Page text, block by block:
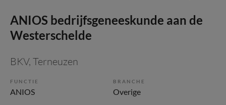
ANIOS bedrijfsgeneeskunde aan de
Westerschelde
BKV, Terneuzen
FUNCTIE
ANIOS
BRANCHE
Overige